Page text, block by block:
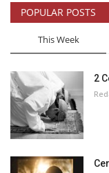
POPULAR POSTS
This Week
2